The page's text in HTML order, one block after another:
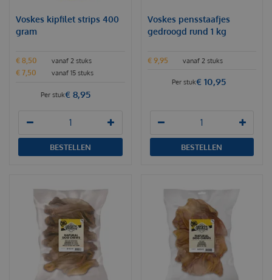
Voskes kipfilet strips 400
gram
vanaf 2 stuks
€ 8 50
vanaf 15 stuks
€ 7,50
€ 8,95
Per stuk
BESTELLEN
Voskes pensstaafjes
gedroogd rund 1 kg
vanaf 2 stuks
€ 9, 95
€ 10,95
Per stuk
BESTELLEN